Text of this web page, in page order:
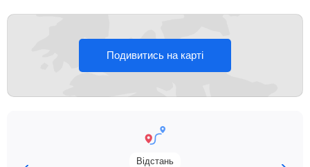
Подивитись на карті
Відстань